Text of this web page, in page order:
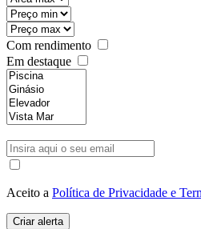
Com rendimento
Em destaque
Aceito a Política de Privacidade e